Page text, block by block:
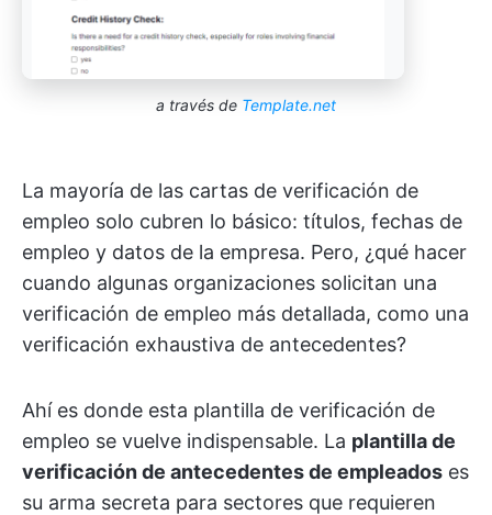
a través de Template.net
La mayoría de las cartas de verificación de
empleo solo cubren lo básico: títulos, fechas de
empleo y datos de la empresa. Pero, ¿qué hacer
cuando algunas organizaciones solicitan una
verificación de empleo más detallada, como una
verificación exhaustiva de antecedentes?
Ahí es donde esta plantilla de verificación de
empleo se vuelve indispensable. La plantilla de
verificación de antecedentes de empleados es
su arma secreta para sectores que requieren